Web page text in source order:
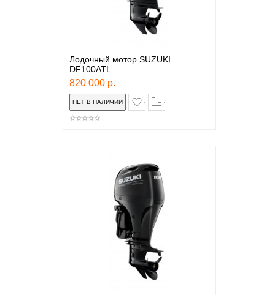
Лодочный мотор SUZUKI
DF100ATL
820 000 р.
в закладки